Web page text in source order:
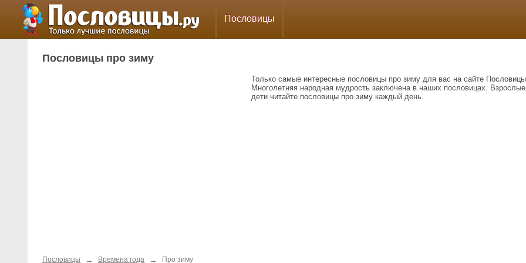
Пословицы
Пословицы про зиму
Только самые интересные пословицы про зиму для вас на сайте
Многолетняя народная мудрость заключена в наших пословицах.
дети читайте пословицы про зиму каждый день.
Пословицы → Времена года → Про зиму